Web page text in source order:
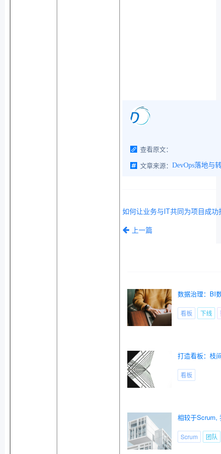
查看原文：
文章来源： DevOps落地与
如何让业务与IT共同为项目成功
上一篇
数据治理：BI
看板 下线
打造看板：枝
看板
相较于Scrum,
Scrum 团队